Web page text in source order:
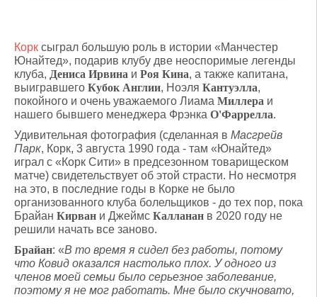
Корк сыграл большую роль в истории «Манчестер
Юнайтед», подарив клубу две неоспоримые легенды
клуба, Дениса Ирвина и Роя Кина, а также капитана,
выигравшего Кубок Англии, Ноэля Кантуэлла,
покойного и очень уважаемого Лиама Миллера и
нашего бывшего менеджера Фрэнка О'Фаррелла.
Удивительная фотография (сделанная в Масгрейв
Парк, Корк, 3 августа 1990 года - там «Юнайтед»
играл с «Корк Сити» в предсезонном товарищеском
матче) свидетельствует об этой страсти. Но несмотря
на это, в последние годы в Корке не было
организованного клуба болельщиков - до тех пор, пока
Брайан Кирван и Джеймс Калланан в 2020 году не
решили начать все заново.
Брайан: «В то время я сидел без работы, потому
что Ковид оказался настолько плох. У одного из
членов моей семьи было серьезное заболевание,
поэтому я не мог работать. Мне было скучновато,